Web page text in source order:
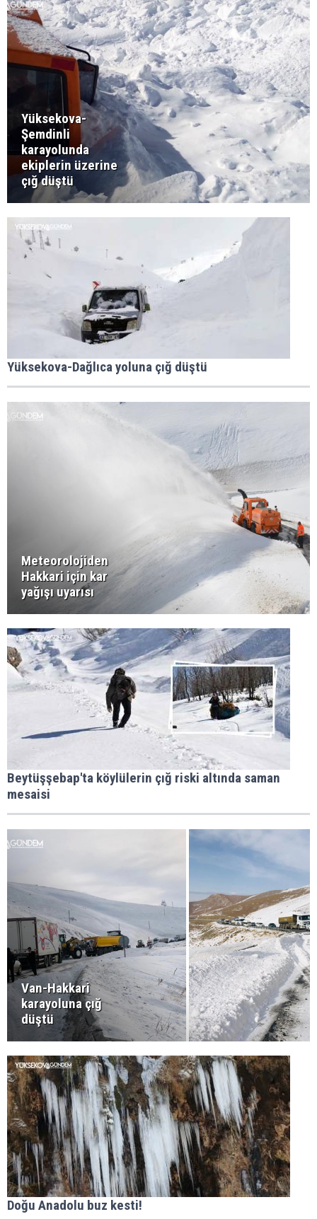
Yüksekova-
Şemdinli
karayolunda
ekiplerin üzerine
çığ düştü
Yüksekova-Dağlıca yoluna çığ düştü
Meteorolojiden
Hakkari için kar
yağışı uyarısı
Beytüşşebap'ta köylülerin çığ riski altında saman
mesaisi
Van-Hakkari
karayoluna çığ
düştü
Doğu Anadolu buz kesti!